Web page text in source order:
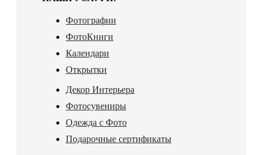
Фотографии
ФотоКниги
Календари
Открытки
Декор Интерьера
Фотосувениры
Одежда с Фото
Подарочные сертификаты